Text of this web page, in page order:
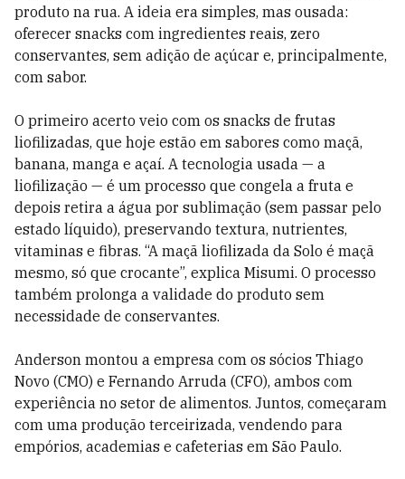
produto na rua. A ideia era simples, mas ousada:
oferecer snacks com ingredientes reais, zero
conservantes, sem adição de açúcar e, principalmente,
com sabor.
O primeiro acerto veio com os snacks de frutas
liofilizadas, que hoje estão em sabores como maçã,
banana, manga e açaí. A tecnologia usada — a
liofilização — é um processo que congela a fruta e
depois retira a água por sublimação (sem passar pelo
estado líquido), preservando textura, nutrientes,
vitaminas e fibras. “A maçã liofilizada da Solo é maçã
mesmo, só que crocante”, explica Misumi. O processo
também prolonga a validade do produto sem
necessidade de conservantes.
Anderson montou a empresa com os sócios Thiago
Novo (CMO) e Fernando Arruda (CFO), ambos com
experiência no setor de alimentos. Juntos, começaram
com uma produção terceirizada, vendendo para
empórios, academias e cafeterias em São Paulo.